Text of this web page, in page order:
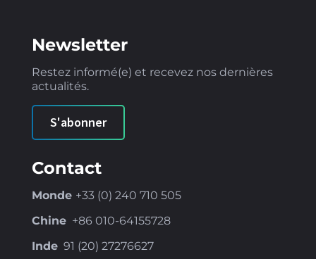
Newsletter
Restez informé(e) et recevez nos dernières
actualités.
S'abonner
Contact
Monde +33 (0) 240 710 505
Chine+86 010-64155728
Inde 91 (20) 27276627